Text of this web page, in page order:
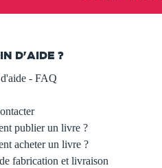
D'AIDE ?
- FAQ
publier un livre ?
acheter un livre ?
fabrication et livraison